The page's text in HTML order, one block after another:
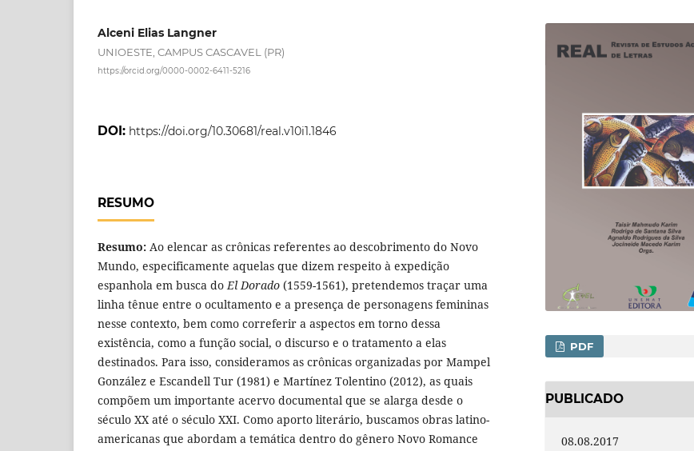
Alceni Elias Langner
UNIOESTE, CAMPUS CASCAVEL (PR)
https://orcid.org/0000-0002-6411-5216
DOI: https://doi.org/10.30681/real.v10i1.1846
RESUMO
Resumo: Ao elencar as crônicas referentes ao descobrimento do Novo
Mundo, especificamente aquelas que dizem respeito à expedição
espanhola em busca do El Dorado (1559-1561), pretendemos traçar uma
linha tênue entre o ocultamento e a presença de personagens femininas
nesse contexto, bem como correferir a aspectos em torno dessa
existência, como a função social, o discurso e o tratamento a elas
destinados. Para isso, consideramos as crônicas organizadas por Mampel
González e Escandell Tur (1981) e Martínez Tolentino (2012), as quais
compõem um importante acervo documental que se alarga desde o
século XX até o século XXI. Como aporto literário, buscamos obras latino-
americanas que abordam a temática dentro do gênero Novo Romance
PDF
PUBLICADO
08.08.2017